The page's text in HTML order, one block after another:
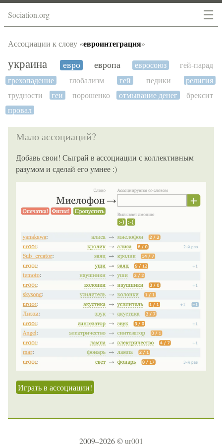
☰
Sociation.org
Ассоциации к слову «евроинтеграция»
украина евро европа евросоюз
гей-парад
грехопадение
глобализм гей педики
религия
трудности
геи порошенко отмывание денег
брексит
провал
Мало ассоциаций?
Добавь свои! Сыграй в ассоциации с коллективным
разумом и сделай его умнее :)
Играть в ассоциации!
2009–2026 ©ur001